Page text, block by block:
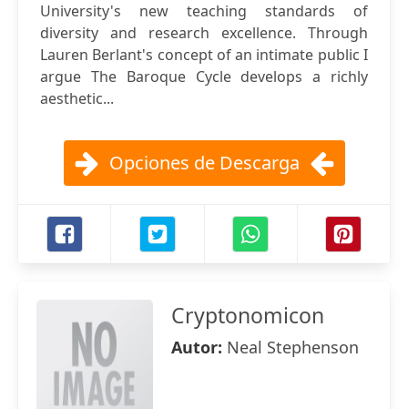
University's new teaching standards of
diversity and research excellence. Through
Lauren Berlant's concept of an intimate public I
argue The Baroque Cycle develops a richly
aesthetic...
Opciones de Descarga
Cryptonomicon
Autor: Neal Stephenson